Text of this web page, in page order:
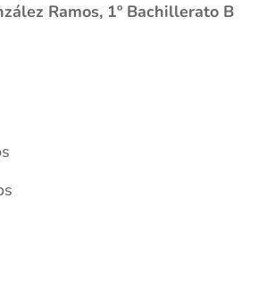
Ramos, 1º Bachillerato B